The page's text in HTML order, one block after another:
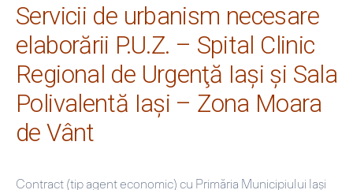
Servicii de urbanism necesare
elaborării P.U.Z. – Spital Clinic
Regional de Urgenţă Iaşi şi Sala
Polivalentă Iaşi – Zona Moara
de Vânt
Contract (tip agent economic) cu Primăria Municipiului Iaşi